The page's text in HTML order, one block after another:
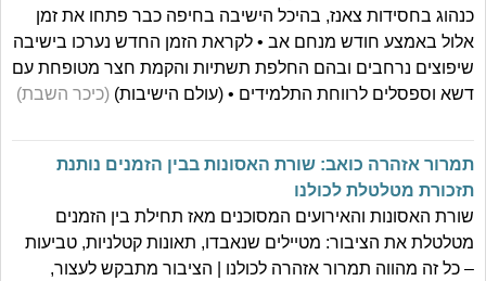
כנהוג בחסידות צאנז, בהיכל הישיבה בחיפה כבר פתחו את זמן
אלול באמצע חודש מנחם אב • לקראת הזמן החדש נערכו בישיבה
שיפוצים נרחבים ובהם החלפת תשתיות והקמת חצר מטופחת עם
דשא וספסלים לרווחת התלמידים • (עולם הישיבות) (כיכר השבת)
תמרור אזהרה כואב: שורת האסונות בבין הזמנים נותנת
תזכורת מטלטלת לכולנו
שורת האסונות והאירועים המסוכנים מאז תחילת בין הזמנים
מטלטלת את הציבור: מטיילים שנאבדו, תאונות קטלניות, טביעות
– כל זה מהווה תמרור אזהרה לכולנו | הציבור מתבקש לעצור,